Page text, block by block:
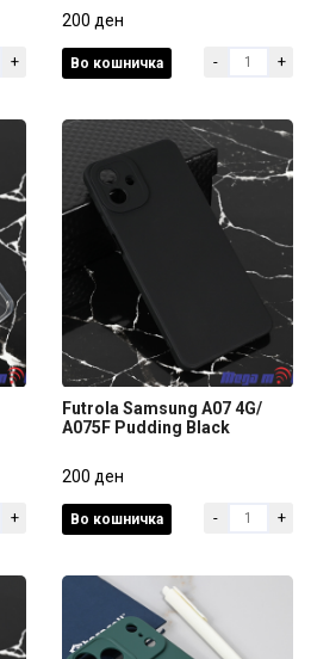
+
A075F Pudding Transparent
200 ден
200 ден
Во кошничка - +
+
A075F Pudding Black
200 ден
Futrola Samsung A07 4G/
A075F Pudding Black
200 ден
Во кошничка - +